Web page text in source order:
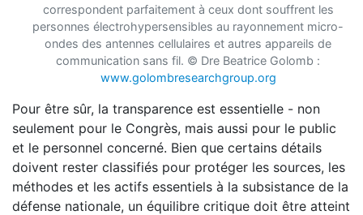
correspondent parfaitement à ceux dont souffrent les
personnes électrohypersensibles au rayonnement micro-
ondes des antennes cellulaires et autres appareils de
communication sans fil. © Dre Beatrice Golomb :
www.golombresearchgroup.org
Pour être sûr, la transparence est essentielle - non
seulement pour le Congrès, mais aussi pour le public
et le personnel concerné. Bien que certains détails
doivent rester classifiés pour protéger les sources, les
méthodes et les actifs essentiels à la subsistance de la
défense nationale, un équilibre critique doit être atteint